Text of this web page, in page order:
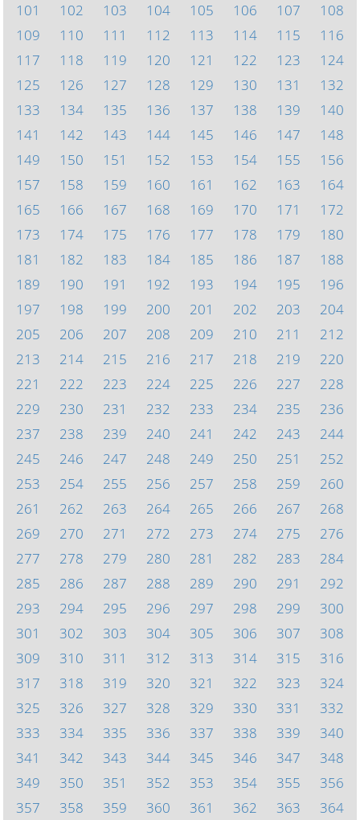
101
102 103 104 105 106 107
108
109
110 111 112 113 114 115
116
117
118 119 120 121 122 123
124
125
126 127 128 129 130 131
132
133
134 135 136 137 138 139
140
141
142 143 144 145 146 147
148
149
150 151 152 153 154 155
156
157
158 159 160 161 162 163
164
165
166 167 168 169 170 171
172
173
174 175 176 177 178 179
180
181
182 183 184 185 186 187
188
189
190 191 192 193 194 195
196
197
198 199 200 201 202 203
204
205
206 207 208 209 210 211
212
213
214 215 216 217 218 219
220
221
222 223 224 225 226 227
228
229
230 231 232 233 234 235
236
237
238 239 240 241 242 243
244
245
246 247 248 249 250 251
252
253
254 255 256 257 258 259
260
261
262 263 264 265 266 267
268
269
270 271 272 273 274 275
276
277
278 279 280 281 282 283
284
285
286 287 288 289 290 291
292
293
294 295 296 297 298 299
300
301
302 303 304 305 306 307
308
309
310 311 312 313 314 315
316
317
318 319 320 321 322 323
324
325
326 327 328 329 330 331
332
333
334 335 336 337 338 339
340
341
342 343 344 345 346 347
348
349
350 351 352 353 354 355
356
357
358 359 360 361 362 363 364